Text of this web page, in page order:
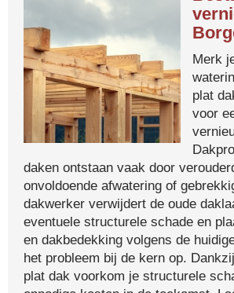
Merk
plat
voor
daken ontstaan vaak door
onvoldoende afwatering of
dakwerker verwijdert de oude
eventuele structurele schade en
en dakbedekking volgens de
het probleem bij de kern op.
plat dak voorkom je structurele